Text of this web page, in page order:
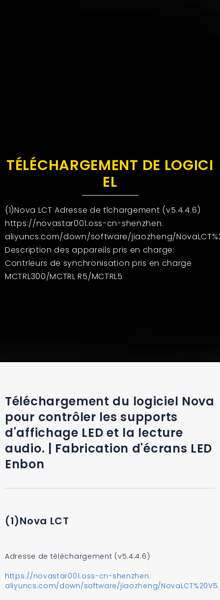
TÉLÉCHARGEMENT DE LOGICI
EL
(1)Nova LCT Adresse de tlchargement (v5.4.4.6)
https://novastar001.oss-cn-shenzhen.
aliyuncs.com/down/software/jiaozheng/
Description des appareils pris en charge:
Contrleurs de synchronisation pris en charge
MCTRL300/MCTRL R5/MCTRL5
Téléchargement du logiciel Nova
pour contrôler les supports
d'affichage LED et la lecture
audio. | Fabrication d'écrans LED
Enbon
(1)Nova LCT
Adresse de téléchargement (v5.4.4.6)
https://novastar001.oss-cn-shenzhen.
aliyuncs.com/down/software/jiaozheng/